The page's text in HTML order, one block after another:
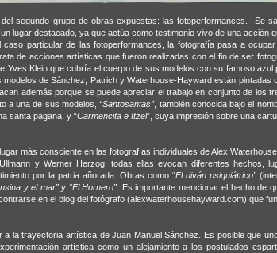
segundo grupo de obras expuestas: las fotoperformances.
Se
lugar destacado, ya que actúa como testimonio vivo de una acción
particular de las fotoperformances, la fotografía pasa a
de acciones artísticas que fueron realizadas con el fin de ser
Yves Klein que cubría el cuerpo de sus modelos con su famoso azul
de Sánchez, Patrich y Waterhouse-Hayward están pintadas
además porque se puede apreciar el trabajo en conjunto de los
a una de sus modelos, “Santosantas” , también conocida bajo el
santa pagana, y “Carmencita e Itzel”, cuya impresión sobre una
más consciente en las fotografías individuales de Alex
y Werner Herzog, todas ellas evocan diferentes hechos,
por la patria añorada. Obras como “El diván psiquiátrico”
y el mar” y “El Hornero” . Es importante mencionar el hecho de
en el blog del fotógrafo (alexwaterhousehayward.com) que
a la trayectoria artística de Juan Manuel Sánchez. Es posible que
artística como un alejamiento a los postulados